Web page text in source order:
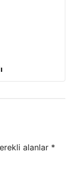
alanlar *